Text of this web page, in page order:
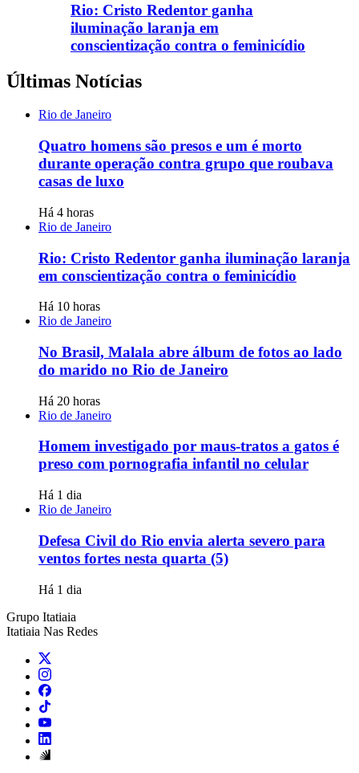
Rio: Cristo Redentor ganha
iluminação laranja em
conscientização contra o feminicídio
Últimas Notícias
Rio de Janeiro
Quatro homens são presos e um é morto
durante operação contra grupo que roubava
casas de luxo
Há 4 horas
Rio de Janeiro
Rio: Cristo Redentor ganha iluminação laranja
em conscientização contra o feminicídio
Há 10 horas
Rio de Janeiro
No Brasil, Malala abre álbum de fotos ao lado
do marido no Rio de Janeiro
Há 20 horas
Rio de Janeiro
Homem investigado por maus-tratos a gatos é
preso com pornografia infantil no celular
Há 1 dia
Rio de Janeiro
Defesa Civil do Rio envia alerta severo para
ventos fortes nesta quarta (5)
Há 1 dia
Grupo Itatiaia
Itatiaia Nas Redes